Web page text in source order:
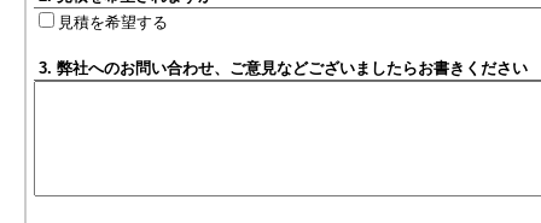
見積を希望する
3. 弊社へのお問い合わせ、ご意見などございましたらお書きください